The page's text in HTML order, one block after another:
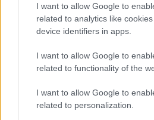
I want to allow Google to
related to analytics like
device identifiers in apps.
I want to allow Google to
related to functionality of the
I want to allow Google to
related to personalization.
σήμερα να μετατρέπει
σιγουριά. Ναι, την 21η
άνοιξη φέρνει και τη νέα
τετραετία της
αυτοδύναμης Νέας
Θα απευθυνθώ, λοιπόν, με
σύνθημα, σε όλους τους